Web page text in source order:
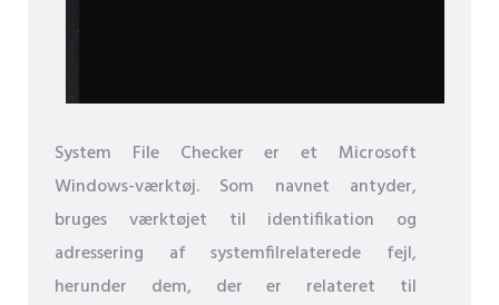
System File Checker er et Microsoft
Windows-værktøj. Som navnet antyder,
bruges værktøjet til identifikation og
adressering af systemfilrelaterede fejl,
herunder dem, der er relateret til